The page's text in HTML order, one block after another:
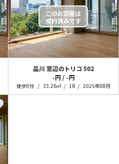
品川 窓辺のトリコ 502
-円 / -円
徒歩9分 33.26㎡ 1R
2025年08月